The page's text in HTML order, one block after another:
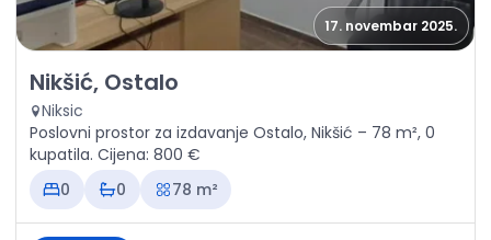
17. novembar 2025.
Izdavanje - Poslovni prostor Nikšić, Ostalo
Nikšić, Ostalo
Niksic
Poslovni prostor za izdavanje Ostalo, Nikšić – 78 m², 0
kupatila. Cijena: 800 €
0
0 78 m²